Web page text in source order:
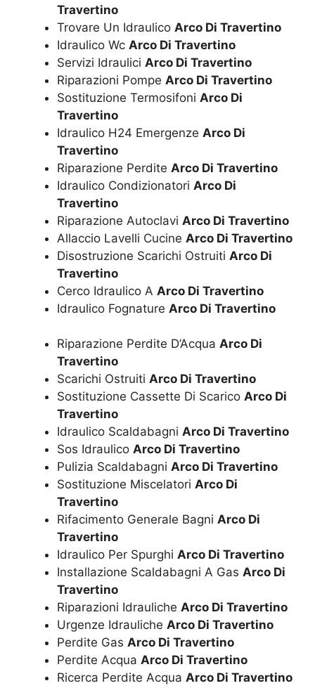
Travertino
Trovare Un Idraulico Arco Di Travertino
Idraulico Wc Arco Di Travertino
Servizi Idraulici Arco Di Travertino
Riparazioni Pompe Arco Di Travertino
Sostituzione Termosifoni Arco Di
Travertino
Idraulico H24 Emergenze Arco Di
Travertino
Riparazione Perdite Arco Di Travertino
Idraulico Condizionatori Arco Di
Travertino
Riparazione Autoclavi Arco Di Travertino
Allaccio Lavelli Cucine Arco Di Travertino
Disostruzione Scarichi Ostruiti Arco Di
Travertino
Cerco Idraulico A Arco Di Travertino
Idraulico Fognature Arco Di Travertino
Riparazione Perdite D’Acqua Arco Di
Travertino
Scarichi Ostruiti Arco Di Travertino
Sostituzione Cassette Di Scarico Arco Di
Travertino
Idraulico Scaldabagni Arco Di Travertino
Sos Idraulico Arco Di Travertino
Pulizia Scaldabagni Arco Di Travertino
Sostituzione Miscelatori Arco Di
Travertino
Rifacimento Generale Bagni Arco Di
Travertino
Idraulico Per Spurghi Arco Di Travertino
Installazione Scaldabagni A Gas Arco Di
Travertino
Riparazioni Idrauliche Arco Di Travertino
Urgenze Idrauliche Arco Di Travertino
Perdite Gas Arco Di Travertino
Perdite Acqua Arco Di Travertino
Ricerca Perdite Acqua Arco Di Travertino